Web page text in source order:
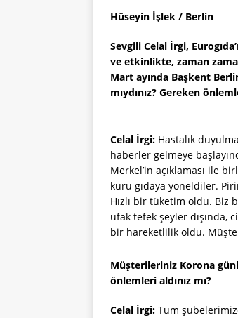
Hüseyin İşlek / Berlin
Sevgili Celal İrgi,
ve etkinlikte, zaman
Mart ayında Başkent
mıydınız? Gereken
Celal İrgi: Hastalık
haberler gelmeye
Merkel’in açıklaması ile
kuru gıdaya yöneldiler.
Hızlı bir tüketim oldu. Biz
ufak tefek şeyler dışında,
bir hareketlilik oldu.
Müşterileriniz Korona
önlemleri aldınız mı?
Celal İrgi: Tüm